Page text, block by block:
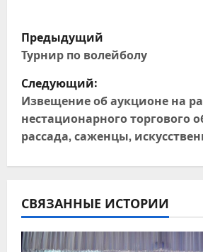
Н
а
в
и
г
ц
и
Предыдущий
Турнир по волейболу
Следующий:
Извещение об аукционе на
нестационарного торгового
рассада, саженцы,
СВЯЗАННЫЕ ИСТОРИИ